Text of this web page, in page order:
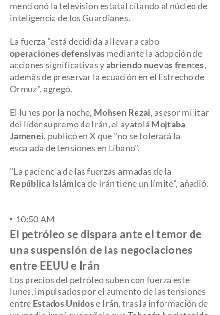
mencionó la televisión estatal citando al núcleo de
inteligencia de los Guardianes.
La fuerza "está decidida a llevar a cabo
operaciones defensivas mediante la adopción de
acciones significativas yabriendo nuevos frentes,
además de preservar la ecuación en el Estrecho de
Ormuz", agregó.
El lunes por la noche, Mohsen Rezai, asesor militar
del líder supremo de Irán, el ayatolá Mojtaba
Jamenei, publicó en X que "no se tolerará la
escalada de tensiones en Líbano".
"La paciencia de las fuerzas armadas de la
República Islámicade Irán tiene un límite", añadió.
10:50 AM
El petróleo se dispara ante el temor de
una suspensión de las negociaciones
entre EEUU e Irán
Los precios del petróleo suben con fuerza este
lunes, impulsados por el aumento de las tensiones
entre Estados Unidose Irán, tras la información de